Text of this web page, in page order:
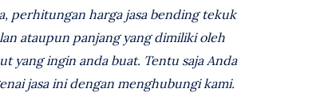
perhitungan harga jasa bending tekuk
ataupun panjang yang dimiliki oleh
yang ingin anda buat. Tentu saja Anda
jasa ini dengan menghubungi kami.